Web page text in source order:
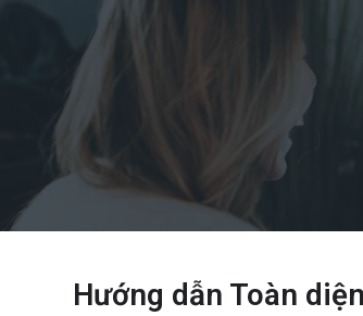
Hướng dẫn Toàn